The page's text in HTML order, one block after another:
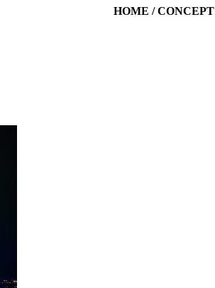
HOME /CONCEPT